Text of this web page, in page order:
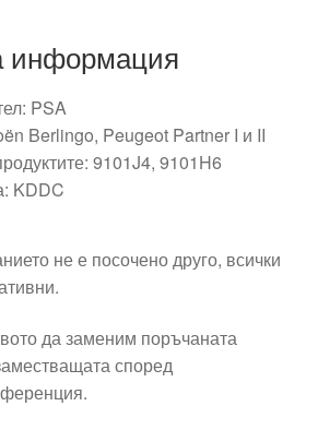
информация
PSA
Berlingo, Peugeot Partner I и II
9101J4, 9101H6
KDDC
не е посочено друго, всички
да заменим поръчаната
според